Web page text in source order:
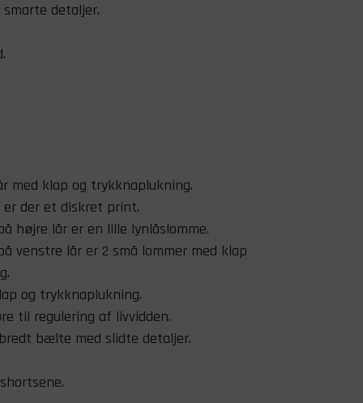
detaljer.
med klap og trykknaplukning.
er der et diskret print.
højre lår er en lille lynlåslomme.
venstre lår er 2 små lommer med klap
og trykknaplukning.
til regulering af livvidden.
bælte med slidte detaljer.